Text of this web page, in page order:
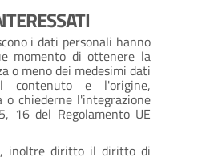
i dati personali hanno
momento di ottenere la
o meno dei medesimi dati
contenuto e l'origine,
o chiederne l'integrazione
16 del Regolamento UE
inoltre diritto il diritto di